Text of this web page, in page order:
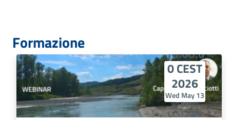
Formazione
10:00:0
0 CEST
2026
Wed May 13
10:00:00
CEST 2026